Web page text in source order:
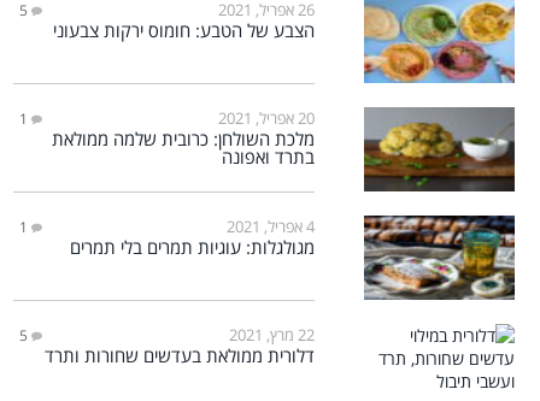
26 אפריל, 2021 5
הצבע של הטבע: חומוס ירקות צבעוני
20 אפריל, 2021 1
מלכת השולחן: כרובית שלמה ממולאת
בתרד ואפונה
4 אפריל, 2021 1
מגולגלות: עוגיות תמרים בלי תמרים
22 מרץ, 2021 5
דלורית ממולאת בעדשים שחורות ותרד